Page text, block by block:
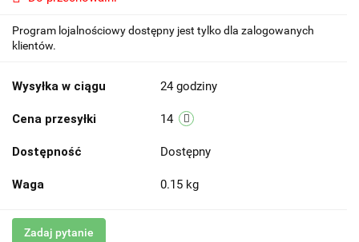
Program lojalnościowy dostępny jest tylko dla zalogowanych
klientów.
Wysyłka w ciągu 24 godziny
Cena przesyłki 14
Dostępność Dostępny
Waga 0.15 kg
Zadaj pytanie